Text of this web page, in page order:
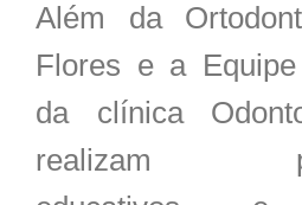
Além da
Flores e a Equipe
da clínica
realizam